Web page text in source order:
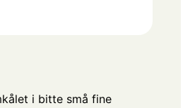
i bitte små fine